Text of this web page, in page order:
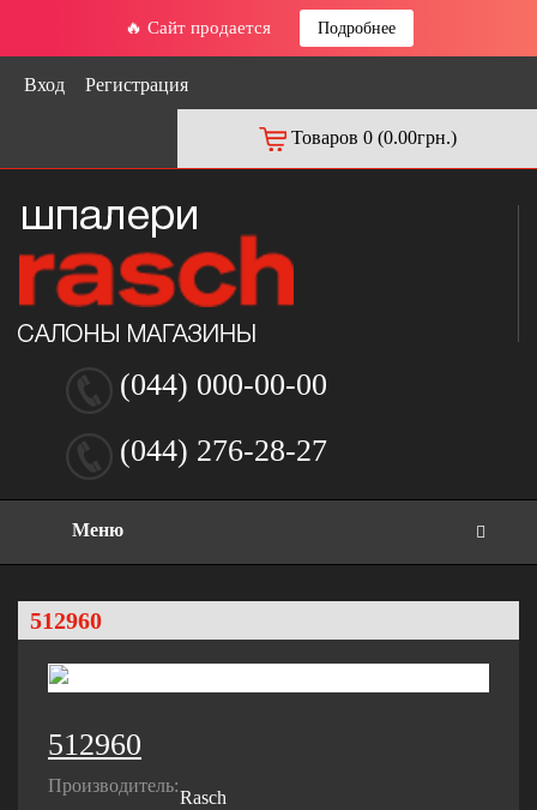
🔥 Сайт продается Подробнее
Вход Регистрация
Товаров 0 (0.00грн.)
(044) 000-00-00
(044) 276-28-27
Меню
512960
512960
Производитель:
Rasch